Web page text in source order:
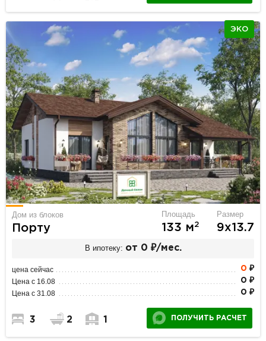
ЭКО
Дом из блоков
Порту
Площадь
133 м2
Размер
9х13.7
В ипотеку: от 0 ₽/мес.
цена сейчас 0 ₽
Цена с 16.08 0 ₽
Цена с 31.08 0 ₽
3 2 1 ПОЛУЧИТЬ РАСЧЕТ